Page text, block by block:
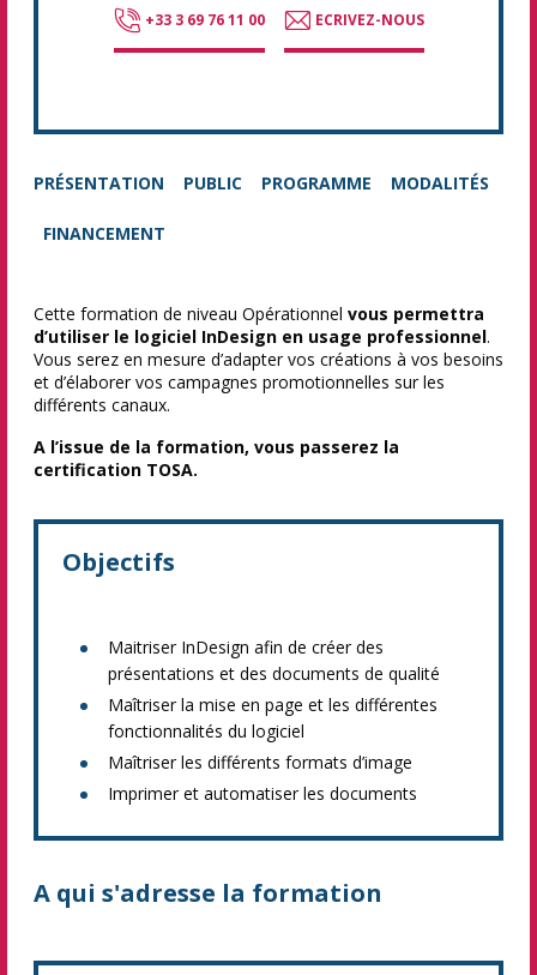
+33 3 69 76 11 00 ECRIVEZ-NOUS
PRÉSENTATION PUBLIC PROGRAMME MODALITÉS
FINANCEMENT
Cette formation de niveau Opérationnel vous permettra
d’utiliser le logiciel InDesign en usage professionnel.
Vous serez en mesure d’adapter vos créations à vos besoins
et d’élaborer vos campagnes promotionnelles sur les
différents canaux.
A l’issue de la formation, vous passerez la
certification TOSA.
Objectifs
Maitriser InDesign afin de créer des
présentations et des documents de qualité
Maîtriser la mise en page et les différentes
fonctionnalités du logiciel
Maîtriser les différents formats d’image
Imprimer et automatiser les documents
A qui s'adresse la formation